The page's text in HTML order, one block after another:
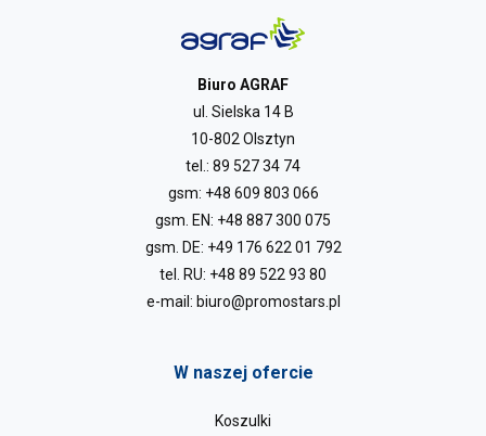
Biuro AGRAF
ul. Sielska 14 B
10-802 Olsztyn
tel.: 89 527 34 74
gsm: +48 609 803 066
gsm. EN: +48 887 300 075
gsm. DE: +49 176 622 01 792
tel. RU: +48 89 522 93 80
e-mail: biuro@promostars.pl
W naszej ofercie
Koszulki